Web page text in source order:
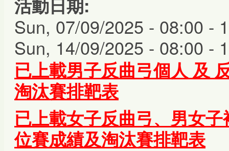
活動日期:
Sun, 07/09/2025 - 08:00 -
Sun, 14/09/2025 - 08:00 -
已上載男子反曲弓個人 及
淘汰賽排靶表
已上載女子反曲弓、 男女
位賽成績及淘汰賽排靶表